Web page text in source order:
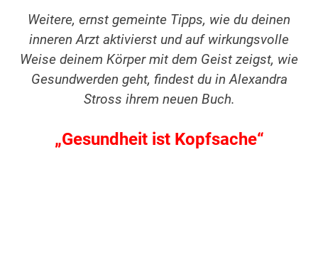
Weitere, ernst gemeinte Tipps, wie du deinen
inneren Arzt aktivierst und auf wirkungsvolle
Weise deinem Körper mit dem Geist zeigst, wie
Gesundwerden geht, findest du in Alexandra
Stross ihrem neuen Buch.
„Gesundheit ist Kopfsache“